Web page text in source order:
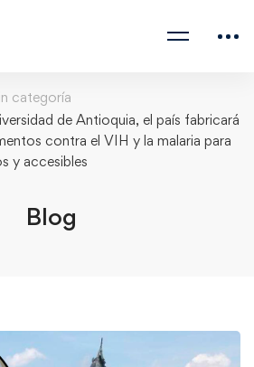
categoría
de Antioquia, el país fabricará
contra el VIH y la malaria para
y accesibles
Blog